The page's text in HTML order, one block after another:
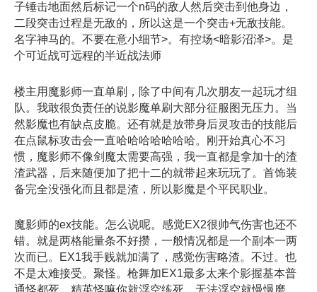
子锤击地面然后标记一个n码的敌人然后突击到他身边，
二段突击过程是无敌的，所以这是一个突击+无敌技能。
名字神马的。不要在意小细节>。有控场<暗影沼泽>。是
个可近战可远程的半近战法师
楼主用魔影师一直单刷，除了中间有几次朋友一起玩才组
队。我敢很负责任的说影魔单刷大部分征服图无压力。当
然影魔也有缺点皮脆。还有就是放带身后灵攻击的技能后
在点鼠标攻击会一直哈哈哈哈哈哈哈。刚开始真心不习
惯，魔影师不像剑魔太需要高强，我一直都是拿加十的渣
渣武器，后来随便加了把十二的就带起来玩玩了。首饰装
备完全没强化而且都是渣，所以影魔是个平民职业。
魔影师的ex技能。怎么说呢。感觉EX2很帅气伤害也还不
错。就是两格能量条不好攒，一般情况都是一个副本一两
次而已。EX1我手贱就加满了，感觉伤害略渣。不过。也
不是太难接受。聚怪。枪舞加EX1最多太来个影握基本普
通怪都死。精英怪嘛你就浮空练死，无法浮空就慢慢磨。